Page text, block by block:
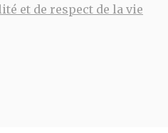
et de respect de la vie
100 g Germinal